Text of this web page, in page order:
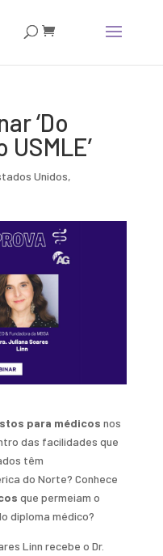
‘Do
Unidos,
para médicos nos
das facilidades que
têm
do Norte? Conhece
que permeiam o
diploma médico?
Linn recebe o Dr.